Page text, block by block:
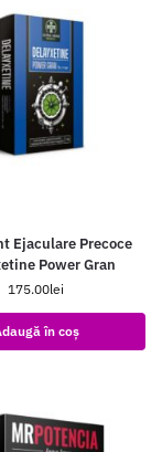
Ejaculare Precoce
Power Gran
175.00lei
în coș